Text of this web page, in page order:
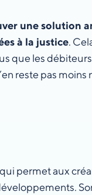
une solution
à la justice.
que les
reste pas
permet aux